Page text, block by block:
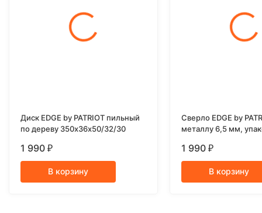
Диск EDGE by PATRIOT пильный
по дереву 350х36х50/32/30
1 990 ₽
В корзину
Сверло EDGE by
металлу 6,5 мм,
1 990 ₽
В корзину